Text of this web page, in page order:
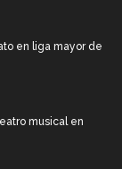
en liga mayor de
musical en